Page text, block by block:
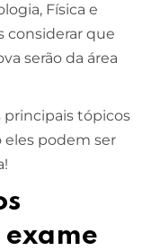
Física e
considerar que
serão da área
principais tópicos
eles podem ser